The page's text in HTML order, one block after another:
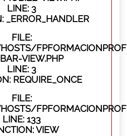
LINE: 3
_ERROR_HANDLER
FILE:
VIEW.PHP
LINE: 3
REQUIRE_ONCE
FILE:
LINE: 133
VIEW